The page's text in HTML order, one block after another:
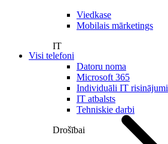
Viedkase
Mobilais mārketings
IT
Datoru noma
Microsoft 365
Individuāli IT risinājumi
IT atbalsts
Tehniskie darbi
Drošībai
Visi telefoni